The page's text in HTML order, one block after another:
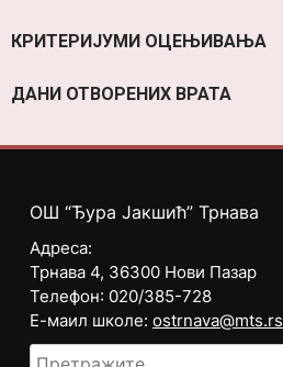
КРИТЕРИЈУМИ ОЦЕЊИВАЊА
ДАНИ ОТВОРЕНИХ ВРАТА
ОШ “Ђура Јакшић” Трнава
Адреса:
Трнава 4, 36300 Нови Пазар
Телефон: 020/385-728
Е-маил школе: ostrnava@mts.rs